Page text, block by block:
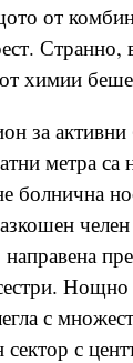
от
Странно,
химии
за
метра са
болнична
с
с